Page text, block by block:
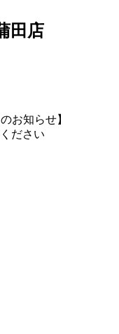
田店
お知らせ】
ださい